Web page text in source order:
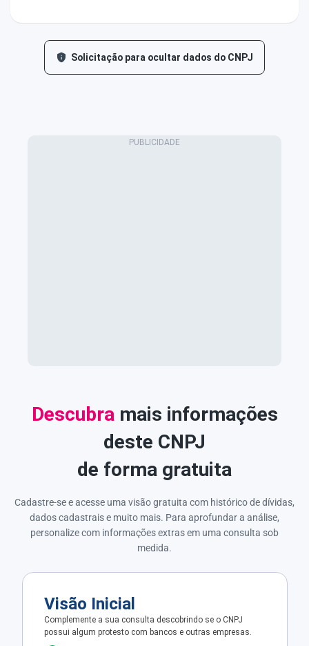
Solicitação para ocultar dados do CNPJ
Descubra mais informações
deste CNPJ
de forma gratuita
Cadastre-se e acesse uma visão gratuita com histórico de dívidas,
dados cadastrais e muito mais. Para aprofundar a análise,
personalize com informações extras em uma consulta sob
medida.
Visão Inicial
Complemente a sua consulta descobrindo se o CNPJ
possui algum protesto com bancos e outras empresas.